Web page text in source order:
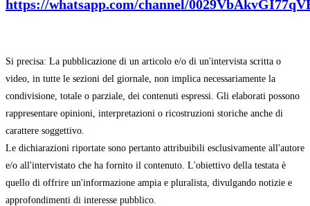
https://whatsapp.com/channel/
Si precisa: La pubblicazione di un articolo e/o di un'intervista scritta o
video, in tutte le sezioni del giornale, non implica necessariamente la
condivisione, totale o parziale, dei contenuti espressi. Gli elaborati possono
rappresentare opinioni, interpretazioni o ricostruzioni storiche anche di
carattere soggettivo.
Le dichiarazioni riportate sono pertanto attribuibili esclusivamente all'autore
e/o all'intervistato che ha fornito il contenuto. L'obiettivo della testata è
quello di offrire un'informazione ampia e pluralista, divulgando notizie e
approfondimenti di interesse pubblico.